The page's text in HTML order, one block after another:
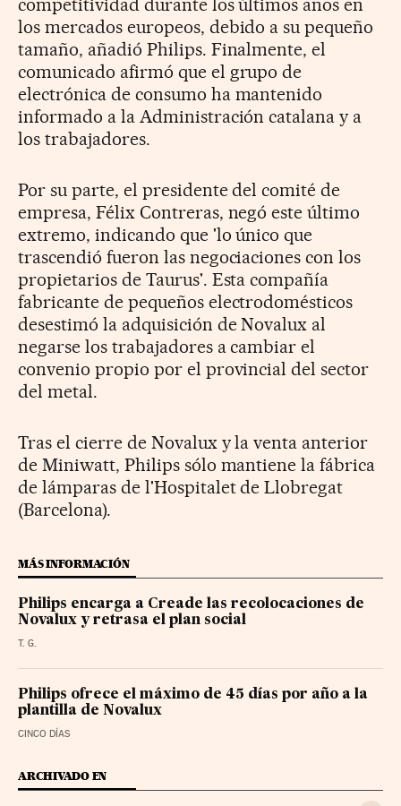
los mercados europeos, debido a su pequeño
tamaño, añadió Philips. Finalmente, el
comunicado afirmó que el grupo de
electrónica de consumo ha mantenido
informado a la Administración catalana y a
los trabajadores.
Por su parte, el presidente del comité de
empresa, Félix Contreras, negó este último
extremo, indicando que 'lo único que
trascendió fueron las negociaciones con los
propietarios de Taurus'. Esta compañía
fabricante de pequeños electrodomésticos
desestimó la adquisición de Novalux al
negarse los trabajadores a cambiar el
convenio propio por el provincial del sector
del metal.
Tras el cierre de Novalux y la venta anterior
de Miniwatt, Philips sólo mantiene la fábrica
de lámparas de l'Hospitalet de Llobregat
(Barcelona).
MÁS INFORMACIÓN
Philips encarga a Creade las recolocaciones de
Novalux y retrasa el plan social
T. G.
Philips ofrece el máximo de 45 días por año a la
plantilla de Novalux
CINCO DÍAS
ARCHIVADO EN